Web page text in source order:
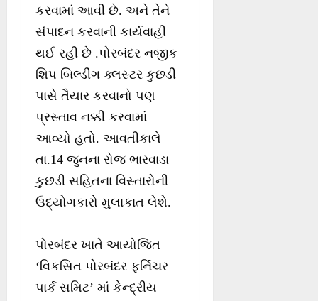
કરવામાં આવી છે. અને તેને
સંપાદન કરવાની કાર્યવાહી
થઈ રહી છે .પોરબંદર નજીક
શિપ બિલ્ડીંગ ક્લસ્ટર કુછડી
પાસે તૈયાર કરવાનો પણ
પ્રસ્તાવ નક્કી કરવામાં
આવ્યો હતો. આવતીકાલે
તા.14 જુનના રોજ ભારવાડા
કુછડી સહિતના વિસ્તારોની
ઉદ્યોગકારો મુલાકાત લેશે.
પોરબંદર ખાતે આયોજિત
‘વિકસિત પોરબંદર ફર્નિચર
પાર્ક સમિટ’ માં કેન્દ્રીય